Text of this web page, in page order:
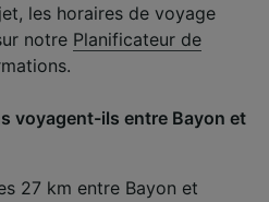
les horaires de voyage
notre Planificateur de
voyagent-ils entre Bayon et
27 km entre Bayon et